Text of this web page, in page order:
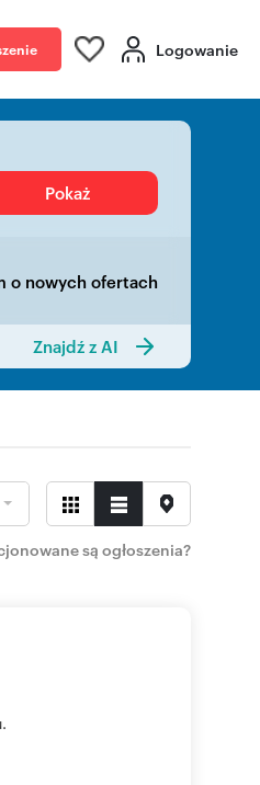
Logowanie
Pokaż
o nowych ofertach
Znajdź z AI
są ogłoszenia?